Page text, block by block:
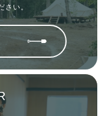
さい。